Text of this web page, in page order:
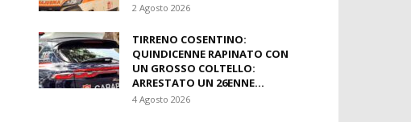
2 Agosto 2026
TIRRENO COSENTINO:
QUINDICENNE RAPINATO CON
UN GROSSO COLTELLO:
ARRESTATO UN 26ENNE...
4 Agosto 2026